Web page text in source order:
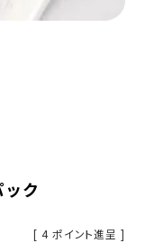
ク
[ 4 ポイント進呈 ]